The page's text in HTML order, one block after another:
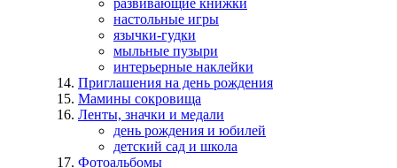
развивающие книжки
настольные игры
язычки-гудки
мыльные пузыри
интерьерные наклейки
Приглашения на день рождения
Мамины сокровища
Ленты, значки и медали
день рождения и юбилей
детский сад и школа
Фотоальбомы